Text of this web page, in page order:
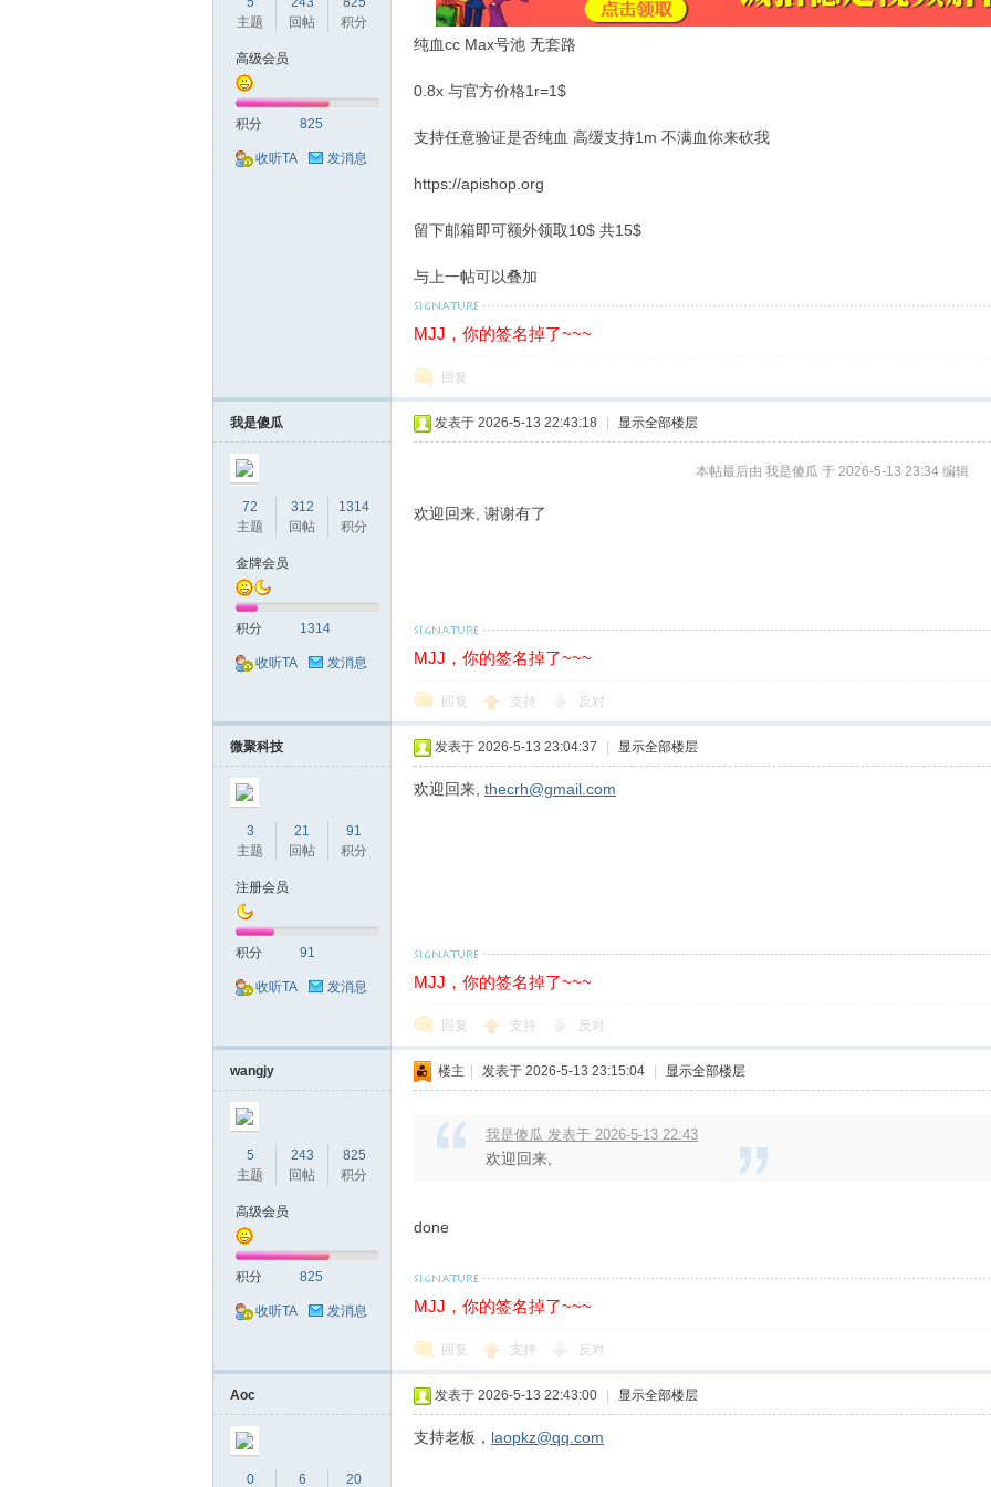
机
主题
回帖
积分
高级会员
积分 825
收听TA 发消息
纯血cc Max号池 无套路
0.8x 与官方价格1r=1$
支持任意验证是否纯血 高缓支持1m 不满血你来砍我
https://apishop.org
留下邮箱即可额外领取10$ 共15$
与上一帖可以叠加
MJJ，你的签名掉了~~~
回复
我是傻瓜
72
主题
312
回帖
1314
积分
金牌会员
积分 1314
收听TA 发消息
发表于 2026-5-13 22:43:18 显示全部楼层
本帖最后由 我是傻瓜 于 2026-5-13 23:34 编辑
欢迎回来, 谢谢有了
MJJ，你的签名掉了~~~
回复 支持 反对
微聚科技
3
主题
21
回帖
91
积分
注册会员
积分 91
收听TA 发消息
发表于 2026-5-13 23:04:37 显示全部楼层
欢迎回来, thecrh@gmail.com
MJJ，你的签名掉了~~~
回复 支持 反对
wangjy
5
主题
243
回帖
825
积分
高级会员
积分 825
收听TA 发消息
楼主 发表于 2026-5-13 23:15:04 显示全部楼层
我是傻瓜 发表于 2026-5-13 22:43
欢迎回来,
done
MJJ，你的签名掉了~~~
回复 支持 反对
Aoc
0 6 20
发表于 2026-5-13 22:43:00 显示全部楼层
支持老板， laopkz@qq.com